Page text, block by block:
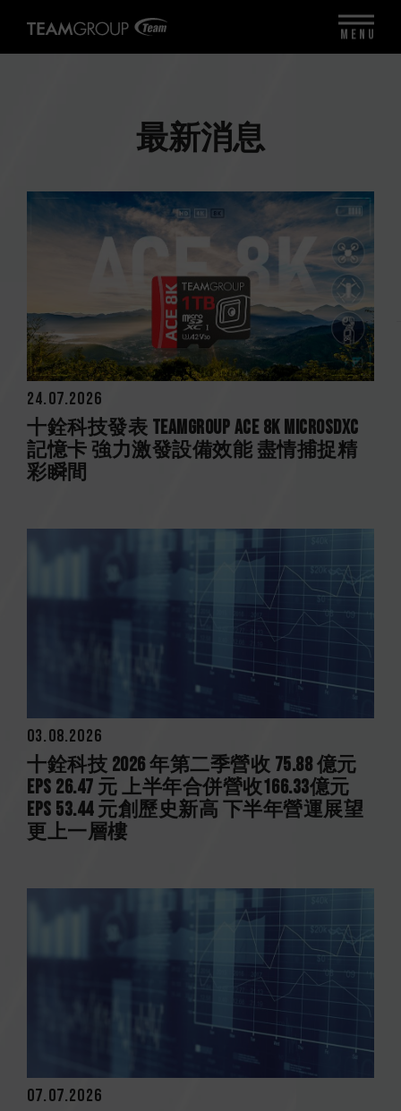
最新消息
24.07.2026
十銓科技發表 TEAMGROUP ACE 8K MicroSDXC
記憶卡 強力激發設備效能 盡情捕捉精
彩瞬間
03.08.2026
十銓科技 2026 年第二季營收 75.88 億元
EPS 26.47 元 上半年合併營收166.33億元
EPS 53.44 元創歷史新高 下半年營運展望
更上一層樓
07.07.2026
MENU